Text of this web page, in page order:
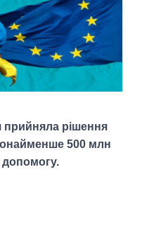
прийняла рішення
500 млн
допомогу.